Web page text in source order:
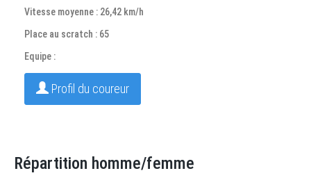
Vitesse moyenne : 26,42 km/h
Place au scratch : 65
Equipe :
Profil du coureur
Répartition homme/femme